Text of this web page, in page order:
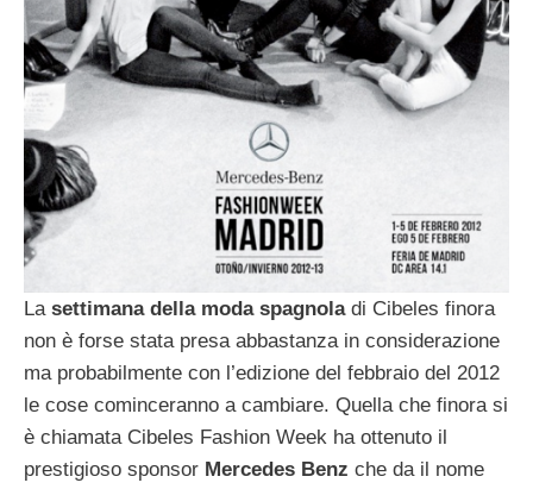
La settimana della moda spagnoladi Cibeles finora
non è forse stata presa abbastanza in considerazione
ma probabilmente con l’edizione del febbraio del 2012
le cose cominceranno a cambiare. Quella che finora si
è chiamata Cibeles Fashion Week ha ottenuto il
prestigioso sponsor Mercedes Benz che da il nome